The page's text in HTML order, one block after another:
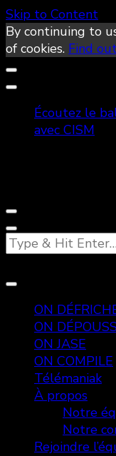
Skip to Content
By continuing to
of cookies. Find
Écoutez le
avec CISM
Looking
for
ON
ON
ON JASE
ON COMPILE
Télémaniak
À propos
Notre
Notre
Rejoindre